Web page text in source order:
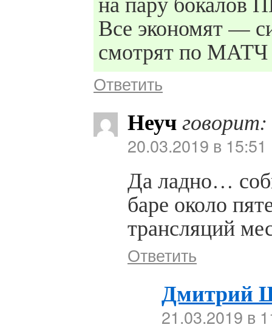
Все экономят —
смотрят по МАТЧ
Ответить
Неучговорит:
20.03.2019 в 15:51
Да ладно…
баре около
трансляций
Ответить
Дмитрий
21.03.2019 в